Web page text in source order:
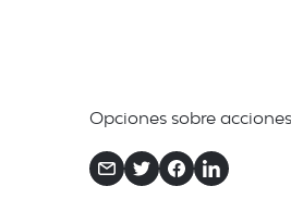
Opciones sobre acciones